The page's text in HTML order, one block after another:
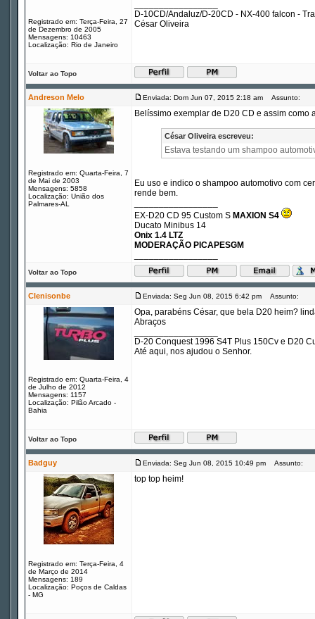
Registrado em: Terça-Feira, 27
de Dezembro de 2005
Mensagens: 10463
Localização: Rio de Janeiro
D-10CD/Andaluz/D-20CD - NX-400 falcon -
César Oliveira
Voltar ao Topo
Andreson Melo Enviada: Dom Jun 07, 2015 2:18 am Assunto:
Registrado em: Quarta-Feira, 7
de Mai de 2003
Mensagens: 5858
Localização: União dos
Palmares-AL
Belíssimo exemplar de D20 CD e assim como
César Oliveira escreveu:
Estava testando um shampoo
Eu uso e indico o shampoo automotivo com
rende bem.
EX-D20 CD 95 Custom S MAXION S4
Ducato Minibus 14
Onix 1.4 LTZ
MODERAÇÃO PICAPESGM
Voltar ao Topo
Clenisonbe Enviada: Seg Jun 08, 2015 6:42 pm Assunto:
Registrado em: Quarta-Feira, 4
de Julho de 2012
Mensagens: 1157
Localização: Pilão Arcado -
Bahia
Opa, parabéns César, que bela D20 heim?
Abraços
D-20 Conquest 1996 S4T Plus 150Cv e D20
Até aqui, nos ajudou o Senhor.
Voltar ao Topo
Badguy Enviada: Seg Jun 08, 2015 10:49 pm Assunto:
Registrado em: Terça-Feira, 4
de Março de 2014
Mensagens: 189
Localização: Poços de Caldas
- MG
top top heim!